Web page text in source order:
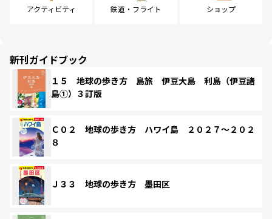
アクティビティ 鉄道・フライト ショップ
新刊ガイドブック
１５ 地球の歩き方 島旅 伊豆大島 利島（伊豆諸
島①）３訂版
Ｃ０２ 地球の歩き方 ハワイ島 ２０２７～２０２
８
Ｊ３３ 地球の歩き方 墨田区